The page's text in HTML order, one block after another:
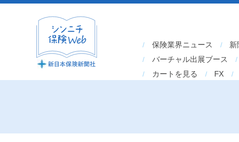
保険業界ニュース 新
バーチャル出展ブース
カートを見る
FX